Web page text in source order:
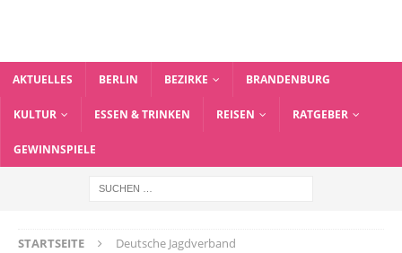
AKTUELLES BERLIN BEZIRKE BRANDENBURG
KULTUR ESSEN & TRINKEN REISEN RATGEBER
GEWINNSPIELE
STARTSEITE Deutsche Jagdverband